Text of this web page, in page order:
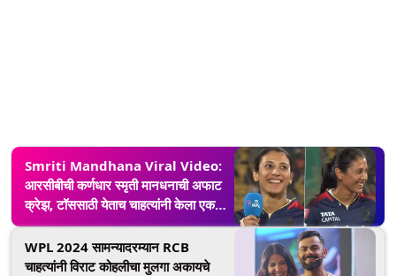
Smriti Mandhana Viral Video:
आरसीबीची कर्णधार स्मृती मानधनाची अफाट
क्रेझ, टॉससाठी येताच चाहत्यांनी केला एकच
जल्लोष
WPL 2024 सामन्यादरम्यान RCB
चाहत्यांनी विराट कोहलीचा मुलगा अकायचे